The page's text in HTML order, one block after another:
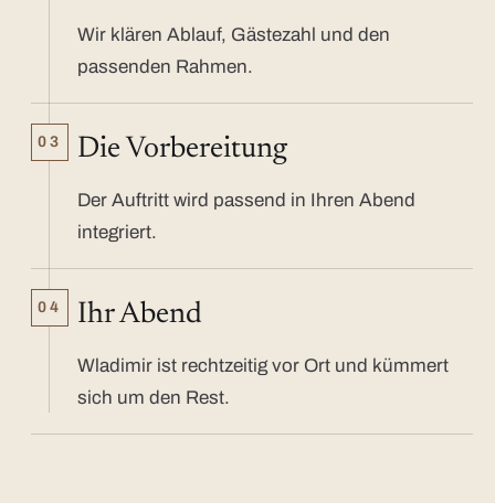
Wir klären Ablauf, Gästezahl und den
passenden Rahmen.
03 Die Vorbereitung
Der Auftritt wird passend in Ihren Abend
integriert.
04 Ihr Abend
Wladimir ist rechtzeitig vor Ort und kümmert
sich um den Rest.